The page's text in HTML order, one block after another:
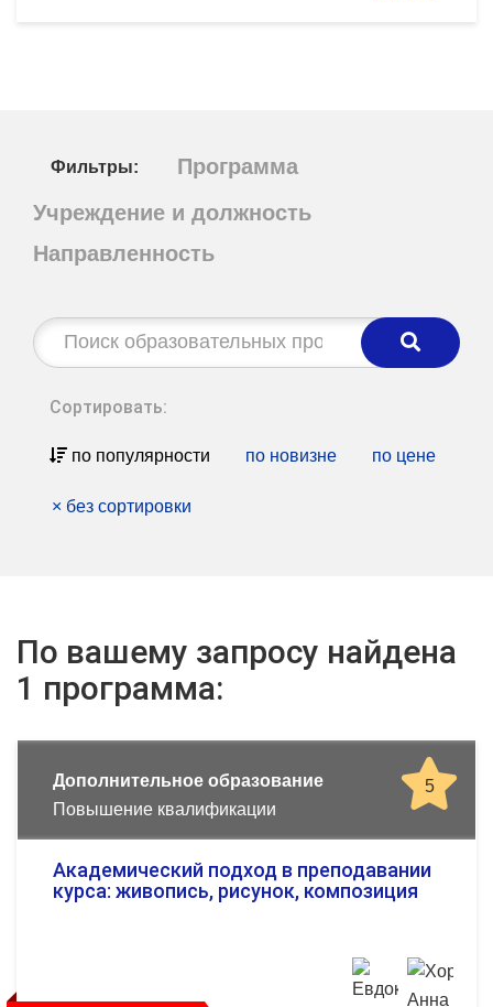
Фильтры:
Программа
Учреждение и должность
Направленность
Строка
поиска:
Сортировать:
по популярности по новизне по цене
× без сортировки
По вашему запросу найдена
1 программа:
5
Дополнительное образование
Повышение квалификации
Академический подход в преподавании
курса: живопись, рисунок, композиция